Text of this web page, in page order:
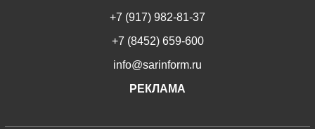
+7 (917) 982-81-37
+7 (8452) 659-600
info@sarinform.ru
РЕКЛАМА